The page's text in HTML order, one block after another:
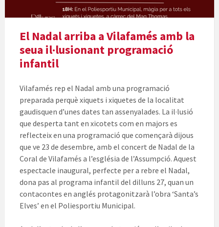
El Nadal arriba a Vilafamés amb la
seua il·lusionant programació
infantil
Vilafamés rep el Nadal amb una programació
preparada perquè xiquets i xiquetes de la localitat
gaudisquen d’unes dates tan assenyalades. La il·lusió
que desperta tant en xicotets com en majors es
reflecteix en una programació que començarà dijous
que ve 23 de desembre, amb el concert de Nadal de la
Coral de Vilafamés a l’església de l’Assumpció. Aquest
espectacle inaugural, perfecte per a rebre el Nadal,
dona pas al programa infantil del dilluns 27, quan un
contacontes en anglés protagonitzarà l’obra ‘Santa’s
Elves’ en el Poliesportiu Municipal.